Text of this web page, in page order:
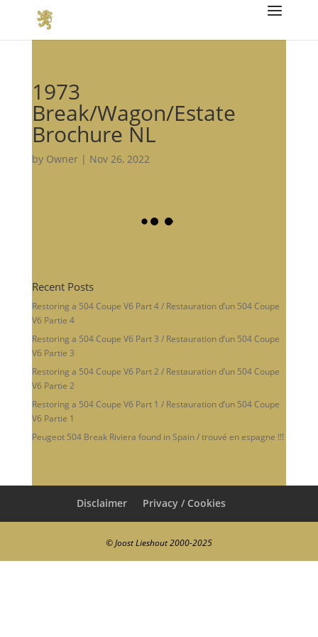
1973
Break/Wagon/Estate
Brochure NL
by Owner| Nov 26, 2022
Recent Posts
Restoring a 504 Coupe V6 Part 4 / Restauration d’un 504 Coupe
V6 Partie 4
Restoring a 504 Coupe V6 Part 3 / Restauration d’un 504 Coupe
V6 Partie 3
Restoring a 504 Coupe V6 Part 2 / Restauration d’un 504 Coupe
V6 Partie 2
Restoring a 504 Coupe V6 Part 1 / Restauration d’un 504 Coupe
V6 Partie 1
Peugeot 504 Break Riviera found in Spain / trouvé en espagne !!!
Disclaimer Privacy / Cookies
© Joost Lieshout 2000-2025